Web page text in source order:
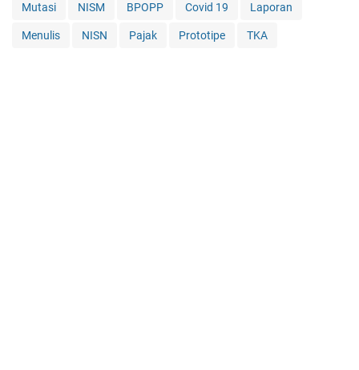
Mutasi NISM BPOPP Covid 19 Laporan
Menulis NISN Pajak Prototipe TKA